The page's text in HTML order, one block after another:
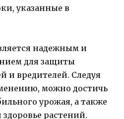
указанные в
надежным и
для защиты
и вредителей. Следуя
можно достичь
урожая, а также
растений.